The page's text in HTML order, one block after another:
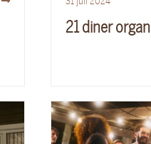
21 diner